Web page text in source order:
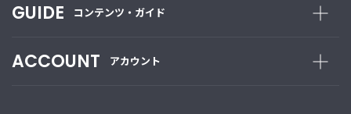
GUIDE コンテンツ・ガイド
ACCOUNT アカウント